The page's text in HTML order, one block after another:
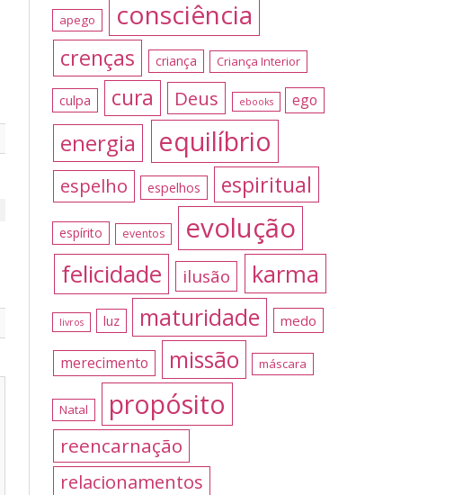
apego consciência
crenças criança Criança Interior
culpa cura Deus ebooks ego
energia equilíbrio
espelho espelhos espiritual
espírito eventos evolução
felicidade ilusão karma
livros luz maturidade medo
merecimento missão máscara
Natal propósito
reencarnação
relacionamentos